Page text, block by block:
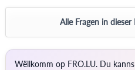
Alle Fragen in dieser
Wëllkomm op FRO.LU. Du